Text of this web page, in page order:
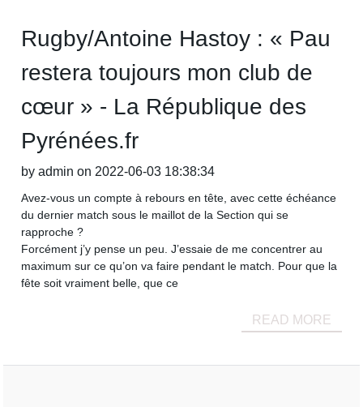
Rugby/Antoine Hastoy : « Pau
restera toujours mon club de
cœur » - La République des
Pyrénées.fr
by admin on 2022-06-03 18:38:34
Avez-vous un compte à rebours en tête, avec cette échéance
du dernier match sous le maillot de la Section qui se
rapproche ?
Forcément j’y pense un peu. J’essaie de me concentrer au
maximum sur ce qu’on va faire pendant le match. Pour que la
fête soit vraiment belle, que ce
READ MORE